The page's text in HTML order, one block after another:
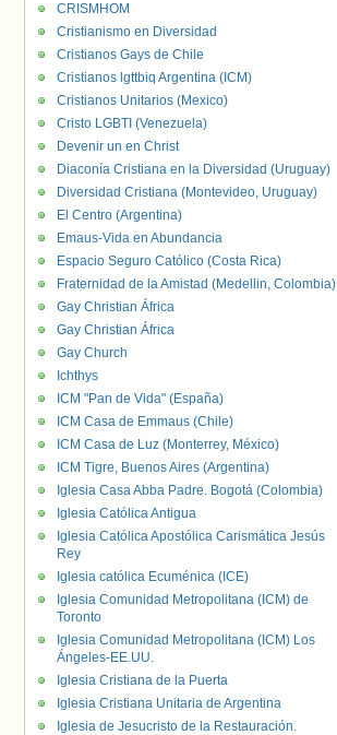
CRISMHOM
Cristianismo en Diversidad
Cristianos Gays de Chile
Cristianos lgttbiq Argentina (ICM)
Cristianos Unitarios (Mexico)
Cristo LGBTI (Venezuela)
Devenir un en Christ
Diaconía Cristiana en la Diversidad (Uruguay)
Diversidad Cristiana (Montevideo, Uruguay)
El Centro (Argentina)
Emaus-Vida en Abundancia
Espacio Seguro Católico (Costa Rica)
Fraternidad de la Amistad (Medellin, Colombia)
Gay Christian África
Gay Christian África
Gay Church
Ichthys
ICM "Pan de Vida" (España)
ICM Casa de Emmaus (Chile)
ICM Casa de Luz (Monterrey, México)
ICM Tigre, Buenos Aires (Argentina)
Iglesia Casa Abba Padre. Bogotá (Colombia)
Iglesia Católica Antigua
Iglesia Católica Apostólica Carismática Jesús
Rey
Iglesia católica Ecuménica (ICE)
Iglesia Comunidad Metropolitana (ICM) de
Toronto
Iglesia Comunidad Metropolitana (ICM) Los
Ángeles-EE.UU.
Iglesia Cristiana de la Puerta
Iglesia Cristiana Unitaria de Argentina
Iglesia de Jesucristo de la Restauración.